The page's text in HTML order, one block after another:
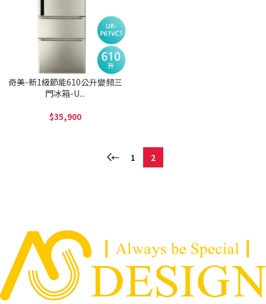
奇美-新1級節能610公升變頻三
門冰箱-U...
35,900
← 1 2